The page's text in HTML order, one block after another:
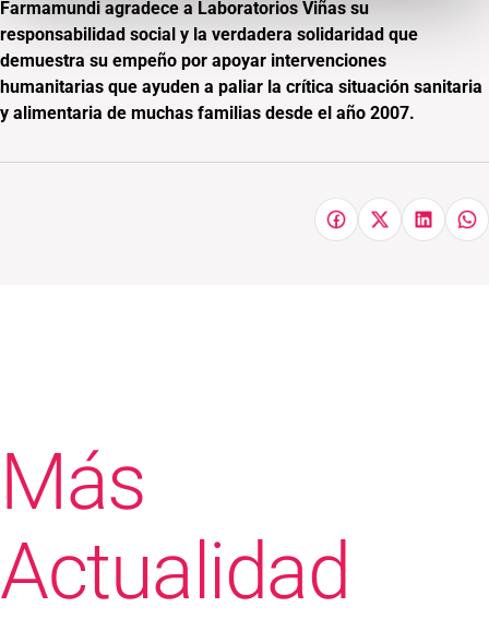
Farmamundi agradece a Laboratorios Viñas su
responsabilidad social y la verdadera solidaridad que
demuestra su empeño por apoyar intervenciones
humanitarias que ayuden a paliar la crítica situación sanitaria
y alimentaria de muchas familias desde el año 2007.
Más
Actualidad